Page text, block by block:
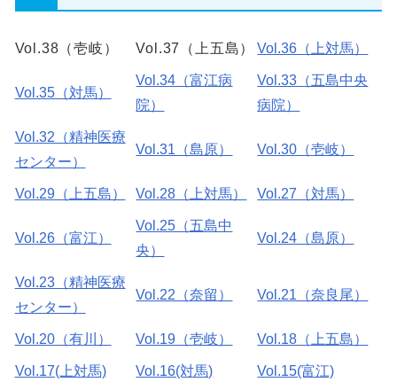
Vol.38（壱岐） Vol.37（上五島） Vol.36（上対馬）
Vol.35（対馬）
Vol.34（富江病
院）
Vol.33（五島中央
病院）
Vol.32（精神医療
センター）
Vol.31（島原） Vol.30（壱岐）
Vol.29（上五島） Vol.28（上対馬） Vol.27（対馬）
Vol.26（富江）
Vol.25（五島中
央）
Vol.24（島原）
Vol.23（精神医療
センター）
Vol.22（奈留） Vol.21（奈良尾）
Vol.20（有川） Vol.19（壱岐） Vol.18（上五島）
Vol.17(上対馬) Vol.16(対馬) Vol.15(富江)